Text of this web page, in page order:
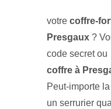
votre coffre-
Presgaux ?
code secret
coffre à
Peut-importe
un serrurier